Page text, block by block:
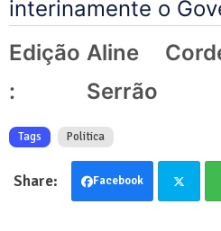
interinamente o
Edição
:
Aline
Serrão
Tags Politica
Facebook